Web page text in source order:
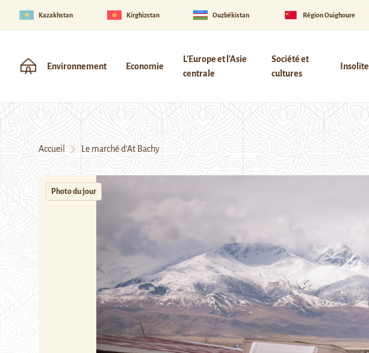
Kazakhstan Kirghizstan Ouzbékistan Région Ouïghoure
Environnement Economie
L'Europe et l'Asie
centrale
Société et
cultures
Insolite
Accueil Le marché d’At Bachy
Photo du jour